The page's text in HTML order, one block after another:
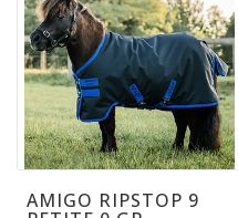
AMIGO RIPSTOP 9